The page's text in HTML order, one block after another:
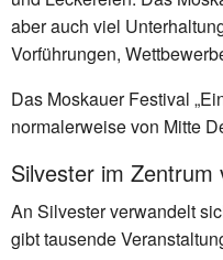
aber auch viel
Vorführungen,
Das Moskauer Festival
normalerweise von Mitte
Silvester im Zentrum
An Silvester verwandelt
gibt tausende